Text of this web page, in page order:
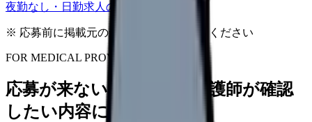
夜勤なし・日勤求人の探し方を見る
※ 応募前に掲載元の最新情報を確認してください
FOR MEDICAL PROVIDERS
応募が来ない求人票を、看護師が確認
したい内容に直せます